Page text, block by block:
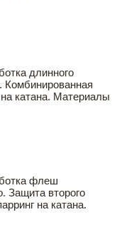
длинного
Комбинированная
катана. Материалы
флеш
Защита второго
на катана.